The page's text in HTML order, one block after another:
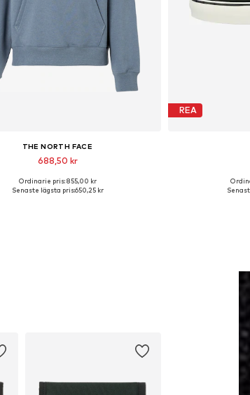
THE NORTH FACE
688,50 kr
Tillgängliga storlekar: XS, S, M, L
Ordinarie pris: 855,00 kr
Senaste lägsta pris:650,25 kr
REA
Tillgängliga